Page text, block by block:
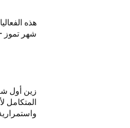
هذه
شهر تموز
زين أول
المتكامل